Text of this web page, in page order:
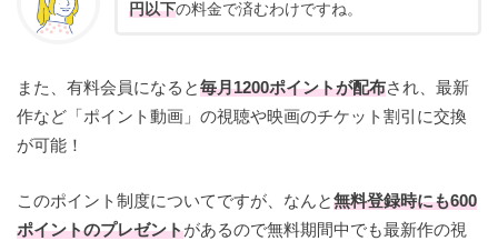
円以下の料金で済むわけですね。
また、有料会員になると毎月1200ポイントが配布され、最新
作など「ポイント動画」の視聴や映画のチケット割引に交換
が可能！
このポイント制度についてですが、なんと無料登録時にも600
ポイントのプレゼントがあるので無料期間中でも最新作の視